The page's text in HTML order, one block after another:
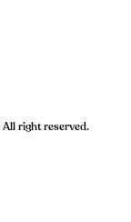
All right reserved.